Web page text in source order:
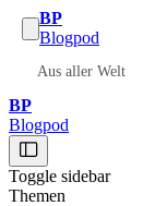
BP
Blogpod
Aus aller Welt
BP
Blogpod
Toggle sidebar
Themen